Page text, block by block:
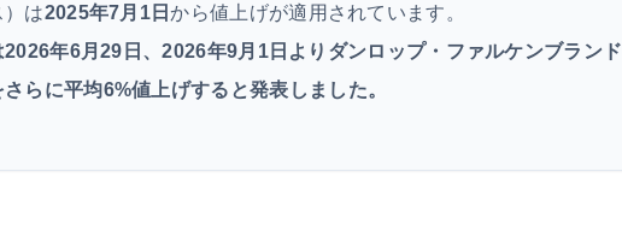
は2025年7月1日から値上げが適用されています。
年6月29日、2026年9月1日よりダンロップ・ファルケンブランド
らに平均6%値上げすると発表しました。